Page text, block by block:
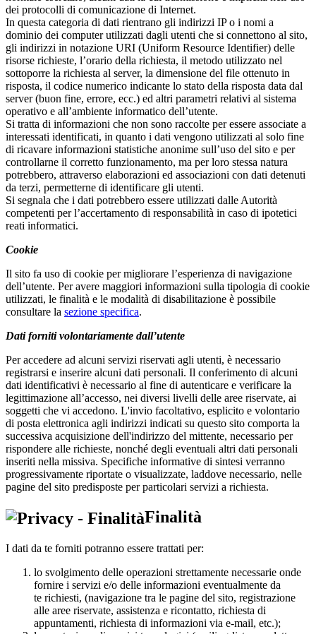
dei protocolli di comunicazione di Internet.
In questa categoria di dati rientrano gli indirizzi IP o i nomi a
dominio dei computer utilizzati dagli utenti che si connettono al sito,
gli indirizzi in notazione URI (Uniform Resource Identifier) delle
risorse richieste, l’orario della richiesta, il metodo utilizzato nel
sottoporre la richiesta al server, la dimensione del file ottenuto in
risposta, il codice numerico indicante lo stato della risposta data dal
server (buon fine, errore, ecc.) ed altri parametri relativi al sistema
operativo e all’ambiente informatico dell’utente.
Si tratta di informazioni che non sono raccolte per essere associate a
interessati identificati, in quanto i dati vengono utilizzati al solo fine
di ricavare informazioni statistiche anonime sull’uso del sito e per
controllarne il corretto funzionamento, ma per loro stessa natura
potrebbero, attraverso elaborazioni ed associazioni con dati detenuti
da terzi, permetterne di identificare gli utenti.
Si segnala che i dati potrebbero essere utilizzati dalle Autorità
competenti per l’accertamento di responsabilità in caso di ipotetici
reati informatici.
Cookie
Il sito fa uso di cookie per migliorare l’esperienza di navigazione
dell’utente. Per avere maggiori informazioni sulla tipologia di cookie
utilizzati, le finalità e le modalità di disabilitazione è possibile
consultare la sezione specifica.
Dati forniti volontariamente dall’utente
Per accedere ad alcuni servizi riservati agli utenti, è necessario
registrarsi e inserire alcuni dati personali. Il conferimento di alcuni
dati identificativi è necessario al fine di autenticare e verificare la
legittimazione all’accesso, nei diversi livelli delle aree riservate, ai
soggetti che vi accedono. L'invio facoltativo, esplicito e volontario
di posta elettronica agli indirizzi indicati su questo sito comporta la
successiva acquisizione dell'indirizzo del mittente, necessario per
rispondere alle richieste, nonché degli eventuali altri dati personali
inseriti nella missiva. Specifiche informative di sintesi verranno
progressivamente riportate o visualizzate, laddove necessario, nelle
pagine del sito predisposte per particolari servizi a richiesta.
Finalità
I dati da te forniti potranno essere trattati per:
lo svolgimento delle operazioni strettamente necessarie onde
fornire i servizi e/o delle informazioni eventualmente da
te richiesti, (navigazione tra le pagine del sito, registrazione
alle aree riservate, assistenza e ricontatto, richiesta di
appuntamenti, richiesta di informazioni via e-mail, etc.);